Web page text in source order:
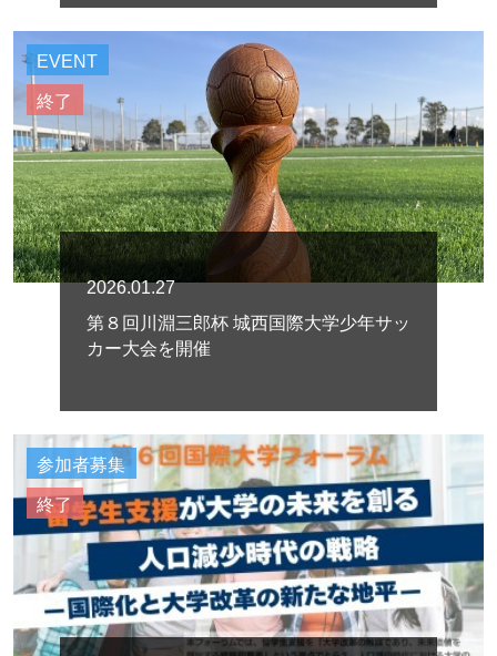
EVENT
終了
2026.01.27
第８回川淵三郎杯 城西国際大学少年サッ
カー大会を開催
参加者募集
終了